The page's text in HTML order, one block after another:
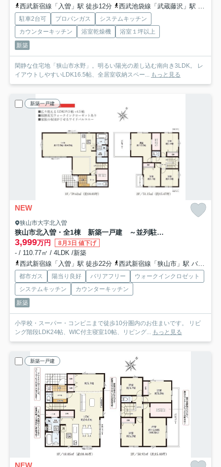
西武新宿線「入曽」駅 徒歩12分
西武池袋線「武蔵藤沢」駅 徒歩25分
駐車2台可 プロパンガス
システムキッチン
カウンターキッチン
浴室乾燥機
浴室１坪以上
新築
閑静な住宅地「狭山市水野」。明るい陽光の差し込む南向き3LDK。 レ
イアウトしやすいLDK16.5帖、全居室収納スペー... もっと見る
新築一戸建
NEW
狭山市大字北入曽
狭山市北入曽・全1棟 新築一戸建 ～並列駐車3台可～
3,999万円 8月3日 値下げ
- / 110.77㎡ / 4LDK /新築
西武新宿線「入曽」駅 徒歩22分
西武新宿線「狭山市」駅 バス7分 西武バス「狭山台南」 停歩7分
都市ガス 陽当り良好 バリアフリー
ウォークインクロゼット
システムキッチン
カウンターキッチン
新築
小学校・スーパー・コンビニまで徒歩10分圏内のお住まいです。 リビ
ング階段LDK24帖、WIC付主寝室10帖、リビング... もっと見る
新築一戸建